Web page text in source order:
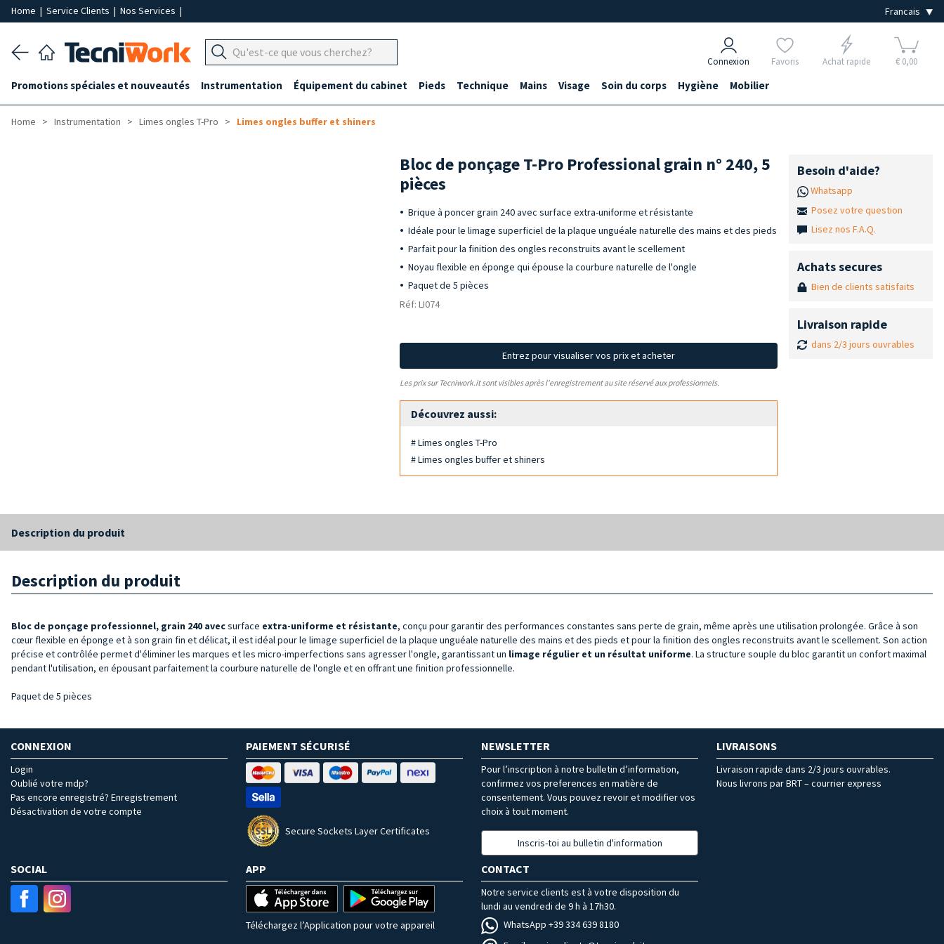
Home | Service Clients | Nos Services |
Connexion Favoris Achat rapide € 0,00
Promotions spéciales et nouveautés Instrumentation Équipement du cabinet Pieds Technique Mains Visage Soin du corps Hygiène Mobilier
Home Instrumentation Limes ongles T-Pro Limes ongles buffer et shiners
Bloc de ponçage T-Pro Professional grain n° 240, 5
pièces
Brique à poncer grain 240 avec surface extra-uniforme et résistante
Idéale pour le limage superficiel de la plaque unguéale naturelle des mains et des pieds
Parfait pour la finition des ongles reconstruits avant le scellement
Noyau flexible en éponge qui épouse la courbure naturelle de l'ongle
Paquet de 5 pièces
Réf: LI074
Entrez pour visualiser vos prix et acheter
Les prix sur Tecniwork.it sont visibles après l'enregistrement au site réservé aux professionnels.
Découvrez aussi:
# Limes ongles T-Pro
# Limes ongles buffer et shiners
Besoin d'aide?
Whatsapp
Posez votre question
Lisez nos F.A.Q.
Achats secures
Bien de clients satisfaits
Livraison rapide
dans 2/3 jours ouvrables
Description du produit
Description du produit
Bloc de ponçage professionnel, grain 240 avecsurface extra-uniforme et résistante, conçu pour garantir des performances constantes sans perte de grain, même après une utilisation prolongée. Grâce à son
cœur flexible en éponge et à son grain fin et délicat, il est idéal pour le limage superficiel de la plaque unguéale naturelle des mains et des pieds et pour la finition des ongles reconstruits avant le scellement. Son action
précise et contrôlée permet d'éliminer les marques et les micro-imperfections sans agresser l'ongle, garantissant un limage régulier et un résultat uniforme. La structure souple du bloc garantit un confort maximal
pendant l'utilisation, en épousant parfaitement la courbure naturelle de l'ongle et en offrant une finition professionnelle.
Paquet de 5 pièces
CONNEXION
Login
Oublié votre mdp?
Pas encore enregistré? Enregistrement
Désactivation de votre compte
PAIEMENT SÉCURISÉ
Secure Sockets Layer Certificates
NEWSLETTER
Pour l’inscription à notre bulletin d’information,
confirmez vos preferences en matière de
consentement. Vous pouvez revoir et modifier vos
choix à tout moment.
Inscris-toi au bulletin d'information
LIVRAISONS
Livraison rapide dans 2/3 jours ouvrables.
Nous livrons par BRT – courrier express
SOCIAL APP
Téléchargez l’Application pour votre appareil
CONTACT
Notre service clients est à votre disposition du
lundi au vendredi de 9 h à 17h30.
WhatsApp +39 334 639 8180